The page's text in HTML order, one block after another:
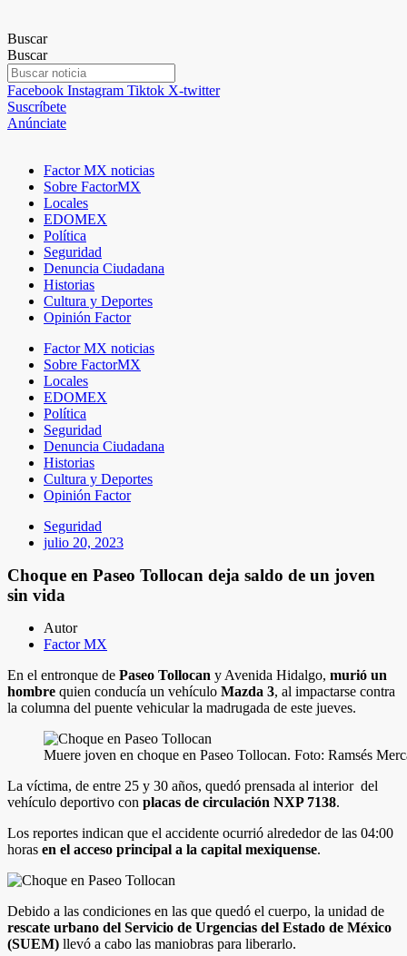
Buscar
Buscar
Facebook Instagram Tiktok X-twitter
Suscríbete
Anúnciate
Factor MX noticias
Sobre FactorMX
Locales
EDOMEX
Política
Seguridad
Denuncia Ciudadana
Historias
Cultura y Deportes
Opinión Factor
Factor MX noticias
Sobre FactorMX
Locales
EDOMEX
Política
Seguridad
Denuncia Ciudadana
Historias
Cultura y Deportes
Opinión Factor
Seguridad
julio 20, 2023
Choque en Paseo Tollocan deja saldo de un joven
sin vida
Autor
Factor MX
En el entronque de Paseo Tollocan y Avenida Hidalgo, murió un
hombre quien conducía un vehículo Mazda 3, al impactarse contra
la columna del puente vehicular la madrugada de este jueves.
Muere joven en choque en Paseo Tollocan. Foto: Ramsés
La víctima, de entre 25 y 30 años, quedó prensada al interior del
vehículo deportivo con placas de circulación NXP 7138.
Los reportes indican que el accidente ocurrió alrededor de las 04:00
horas en el acceso principal a la capital mexiquense.
Debido a las condiciones en las que quedó el cuerpo, la unidad de
rescate urbano del Servicio de Urgencias del Estado de México
(SUEM) llevó a cabo las maniobras para liberarlo.